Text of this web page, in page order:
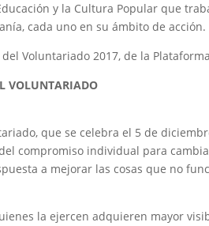
y la Cultura Popular que
cada uno en su ámbito de acción.
Voluntariado 2017, de la
VOLUNTARIADO
que se celebra el 5 de
compromiso individual para
a mejorar las cosas que no
la ejercen adquieren mayor